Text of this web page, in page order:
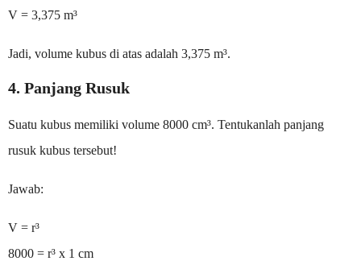
V = 3,375 m³
Jadi, volume kubus di atas adalah 3,375 m³.
4. Panjang Rusuk
Suatu kubus memiliki volume 8000 cm³. Tentukanlah panjang
rusuk kubus tersebut!
Jawab:
V = r³
8000 = r³ x 1 cm